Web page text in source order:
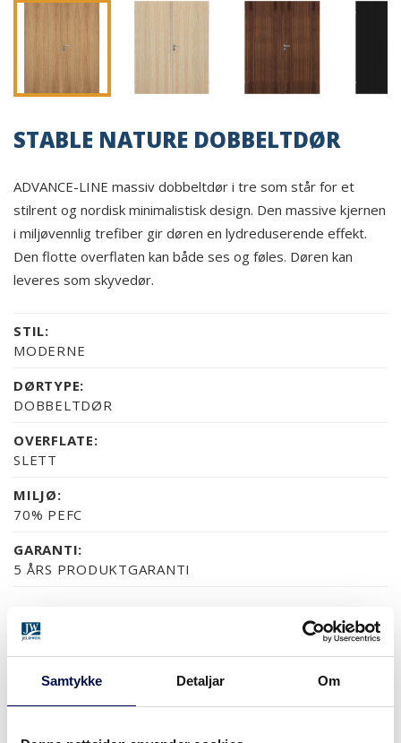
Samtykke Detaljar Om
STABLE NATURE DOBBELTDØR
ADVANCE-LINE massiv dobbeltdør i tre som står for et
stilrent og nordisk minimalistisk design. Den massive kjernen
i miljøvennlig trefiber gir døren en lydreduserende effekt.
Den flotte overflaten kan både ses og føles. Døren kan
leveres som skyvedør.
STIL:
MODERNE
DØRTYPE:
DOBBELTDØR
OVERFLATE:
SLETT
MILJØ:
70% PEFC
GARANTI:
5 ÅRS PRODUKTGARANTI
EIK
HVITPIGMENTERT EIK
VALNØTT